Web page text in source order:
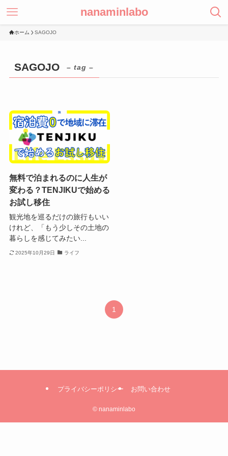
nanaminlabo
ホーム SAGOJO
SAGOJO – tag –
無料で泊まれるのに人生が
変わる？TENJIKUで始める
お試し移住
観光地を巡るだけの旅行もいい
けれど、「もう少しその土地の
暮らしを感じてみたい...
2025年10月29日 ライフ
1
プライバシーポリシー お問い合わせ
© nanaminlabo